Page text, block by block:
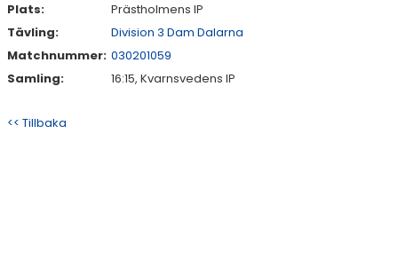
Plats:
Prästholmens IP
Tävling:
Division 3 Dam Dalarna
Matchnummer: 030201059
Samling:
16:15, Kvarnsvedens IP
<< Tillbaka